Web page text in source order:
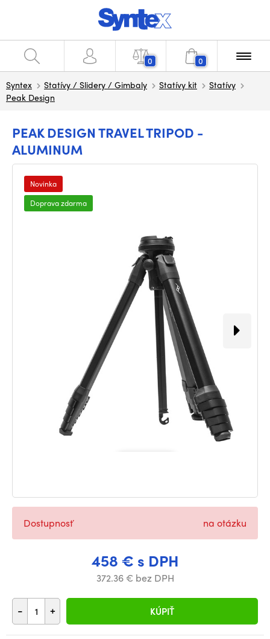
0 0
Syntex Statívy / Slidery / Gimbaly Statívy kit
Statívy
Peak Design
PEAK DESIGN TRAVEL TRIPOD -
ALUMINUM
Novinka
Doprava zdarma
458 € s DPH
372.36 € bez DPH
- + KÚPIŤ
Dostupnosť na otázku